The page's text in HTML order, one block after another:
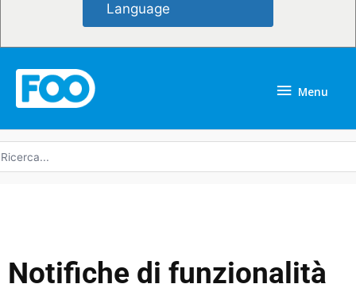
Language
Menu
Notifiche di funzionalità